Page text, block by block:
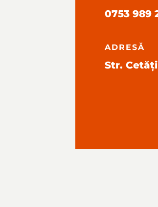
0753 989
ADRESĂ
Str.